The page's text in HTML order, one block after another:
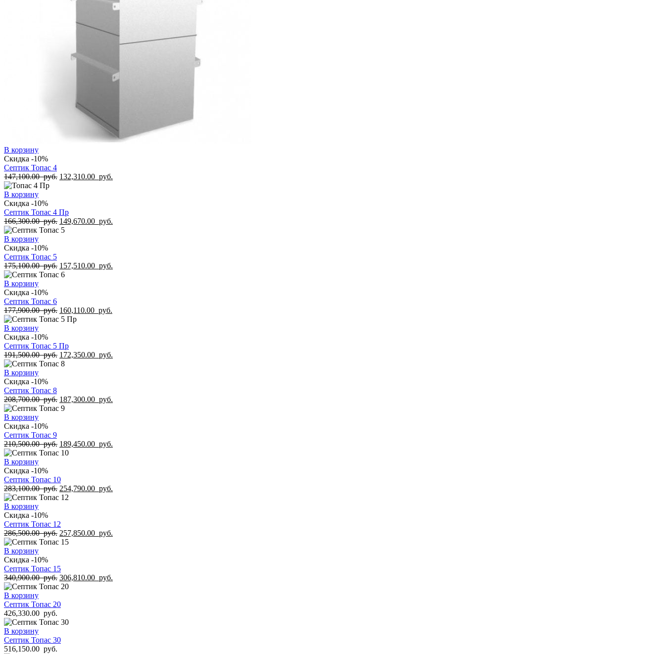
В корзину
Скидка -10%
Септик Топас 4
147,100.00руб. 132,310.00 руб.
В корзину
Скидка -10%
Септик Топас 4 Пр
166,300.00руб. 149,670.00 руб.
В корзину
Скидка -10%
Септик Топас 5
175,100.00руб. 157,510.00 руб.
В корзину
Скидка -10%
Септик Топас 6
177,900.00руб. 160,110.00 руб.
В корзину
Скидка -10%
Септик Топас 5 Пр
191,500.00руб. 172,350.00 руб.
В корзину
Скидка -10%
Септик Топас 8
208,700.00руб. 187,300.00 руб.
В корзину
Скидка -10%
Септик Топас 9
210,500.00руб. 189,450.00 руб.
В корзину
Скидка -10%
Септик Топас 10
283,100.00руб. 254,790.00 руб.
В корзину
Скидка -10%
Септик Топас 12
286,500.00руб. 257,850.00 руб.
В корзину
Скидка -10%
Септик Топас 15
340,900.00руб. 306,810.00 руб.
В корзину
Септик Топас 20
426,330.00 руб.
В корзину
Септик Топас 30
516,150.00 руб.